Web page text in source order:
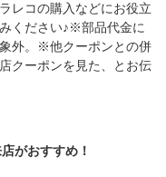
レコの購入などにお役立
ください♪※部品代金に
外。※他クーポンとの併
クーポンを見た、とお伝
がおすすめ！